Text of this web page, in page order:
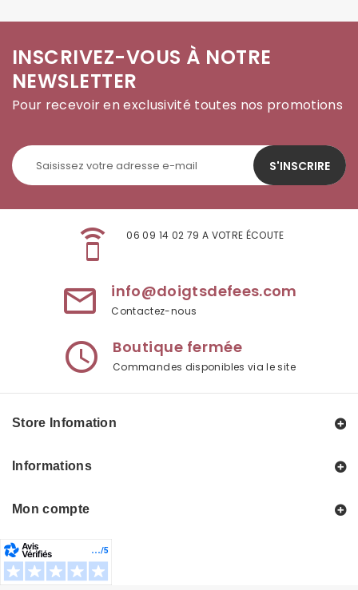
INSCRIVEZ-VOUS À NOTRE
NEWSLETTER
Pour recevoir en exclusivité toutes nos promotions
S'INSCRIRE
speaker_phone 06 09 14 02 79 A VOTRE ÉCOUTE
mail_outline info@doigtsdefees.com
Contactez-nous
access_time Boutique fermée
Commandes disponibles via le site
Store Infomation
Informations
Mon compte